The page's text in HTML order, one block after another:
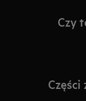
Czy
Części